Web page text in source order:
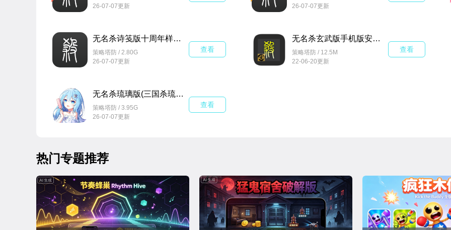
二次元扩展包：将武将替换为二次元角色的扩展包。
绅士奶杀美化包：以“奶杀”风格为特色的美化包。
琉璃版：对游戏进行了重绘的版本。
26-07-07更新
26-07-07更新
无名杀诗笺版十周年样式懒人包v1.4.2.3.4 倘若懒人包
策略塔防 / 2.80G
26-07-07更新
查看
无名杀玄武版手机版安装包v1.0.0安卓版
策略塔防 / 12.5M
22-06-20更新
查看
无名杀琉璃版(三国杀琉璃版)5.5最新版
策略塔防 / 3.95G
26-07-07更新
查看
热门专题推荐